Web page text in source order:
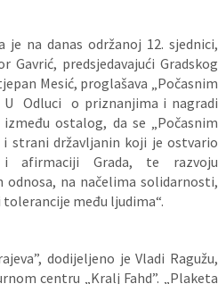
je na danas održanoj 12. sjednici,
Gavrić, predsjedavajući Gradskog
Mesić, proglašava „Počasnim
U Odluci o priznanjima i nagradi
ostalog, da se „Počasnim
strani državljanin koji je ostvario
afirmaciji Grada, te razvoju
odnosa, na načelima solidarnosti,
među ljudima“.
dodijeljeno je Vladi Ragužu,
centru „Kralj Fahd”. „Plaketa